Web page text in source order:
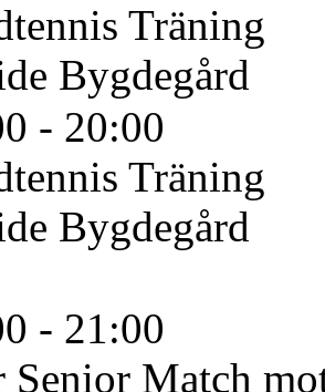
Träning
Bygdegård
- 20:00
Träning
Bygdegård
- 21:00
Senior Match